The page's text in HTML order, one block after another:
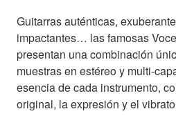
Guitarras auténticas,
impactantes… las famosas
presentan una combinación
muestras en estéreo y multi-
esencia de cada instrumento,
original, la expresión y el